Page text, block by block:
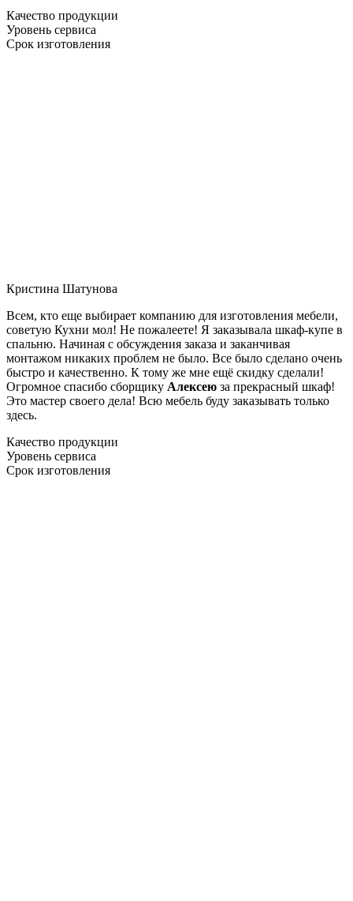
Качество продукции
Уровень сервиса
Срок изготовления
Кристина Шатунова
Всем, кто еще выбирает компанию для изготовления мебели,
советую Кухни мол! Не пожалеете! Я заказывала шкаф-купе в
спальню. Начиная с обсуждения заказа и заканчивая
монтажом никаких проблем не было. Все было сделано очень
быстро и качественно. К тому же мне ещё скидку сделали!
Огромное спасибо сборщику Алексею за прекрасный шкаф!
Это мастер своего дела! Всю мебель буду заказывать только
здесь.
Качество продукции
Уровень сервиса
Срок изготовления